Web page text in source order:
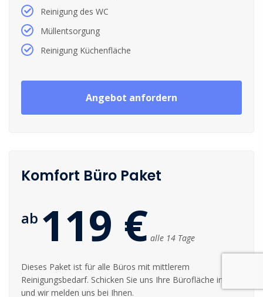
Reinigung des WC
Müllentsorgung
Reinigung Küchenfläche
Angebot anfordern
Komfort Büro Paket
ab 119 € alle 14 Tage
Dieses Paket ist für alle Büros mit mittlerem
Reinigungsbedarf. Schicken Sie uns Ihre Bürofläche in m²
und wir melden uns bei Ihnen.